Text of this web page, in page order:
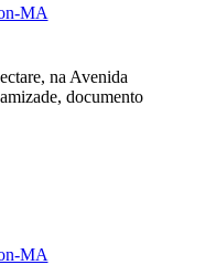
MA
na Avenida
documento
MA